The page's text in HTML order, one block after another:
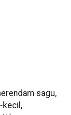
sagu,
kecil,